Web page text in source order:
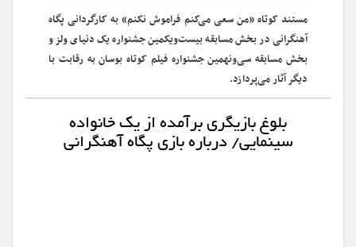
‎مستند کوتاه «من سعی می‌کنم فراموش نکنم» به کارگردانی پگاه
آهنگرانی در بخش مسابقه بیست‌ویکمین جشنواره یک دنیای ولز و
بخش مسابقه سی‌ونهمین جشنواره فیلم کوتاه بوسان به رقابت با
دیگر آثار می‌پردازد.
بلوغ بازیگری برآمده از یک خانواده
سینمایی/ درباره بازی پگاه آهنگرانی